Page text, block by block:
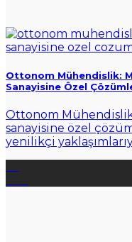
Ottonom Mühendislik:
Sanayisine Özel
Ottonom
sanayisine özel
yenilikçi